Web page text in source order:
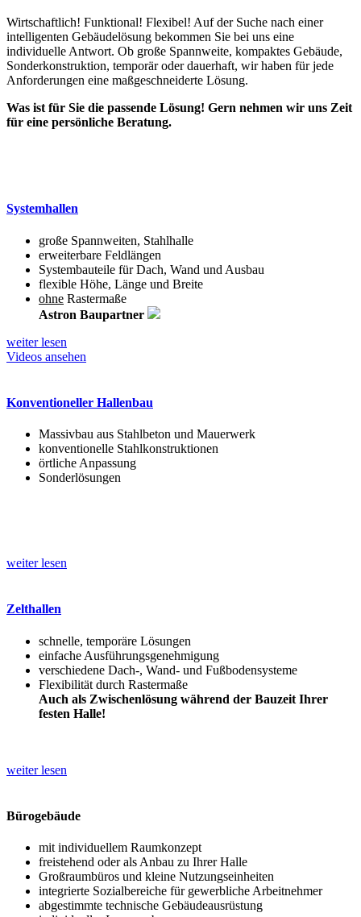
Wirtschaftlich! Funktional! Flexibel! Auf der Suche nach einer
intelligenten Gebäudelösung bekommen Sie bei uns eine
individuelle Antwort. Ob große Spannweite, kompaktes Gebäude,
Sonderkonstruktion, temporär oder dauerhaft, wir haben für jede
Anforderungen eine maßgeschneiderte Lösung.
Was ist für Sie die passende Lösung! Gern nehmen wir uns Zeit
für eine persönliche Beratung.
Systemhallen
große Spannweiten, Stahlhalle
erweiterbare Feldlängen
Systembauteile für Dach, Wand und Ausbau
flexible Höhe, Länge und Breite
ohne Rastermaße
Astron Baupartner
weiter lesen
Videos ansehen
Konventioneller Hallenbau
Massivbau aus Stahlbeton und Mauerwerk
konventionelle Stahlkonstruktionen
örtliche Anpassung
Sonderlösungen
weiter lesen
Zelthallen
schnelle, temporäre Lösungen
einfache Ausführungsgenehmigung
verschiedene Dach-, Wand- und Fußbodensysteme
Flexibilität durch Rastermaße
Auch als Zwischenlösung während der Bauzeit Ihrer
festen Halle!
weiter lesen
Bürogebäude
mit individuellem Raumkonzept
freistehend oder als Anbau zu Ihrer Halle
Großraumbüros und kleine Nutzungseinheiten
integrierte Sozialbereiche für gewerbliche Arbeitnehmer
abgestimmte technische Gebäudeausrüstung